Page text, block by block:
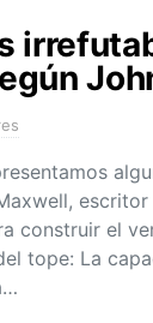
construir el
tope: La